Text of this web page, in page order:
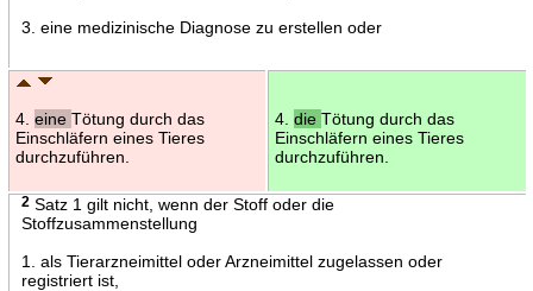
3. eine medizinische Diagnose zu erstellen oder
4. eine Tötung durch das
Einschläfern eines Tieres
durchzuführen.
4. die Tötung durch das
Einschläfern eines Tieres
durchzuführen.
2Satz 1 gilt nicht, wenn der Stoff oder die
Stoffzusammenstellung
1. als Tierarzneimittel oder Arzneimittel zugelassen oder
registriert ist,